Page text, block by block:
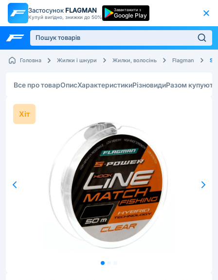
Застосунок FLAGMAN
Купуй вигідно, знижки до 50%
Завантажити з
Google Play
Головна Жилки і шнури Жилки, волосінь Flagman S-
Все про товарОписХарактеристикиРізновидиРазом купують
Хіт